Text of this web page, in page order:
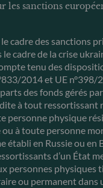
les sanctions
cadre des sanctions
cadre de la crise
tenu des
2014 et UE n°398/
des fonds gérés
à tout ressortissant
personne physique
ou à toute personne
établi en Russie ou en
d’un État
personnes physiques
ou permanent dans